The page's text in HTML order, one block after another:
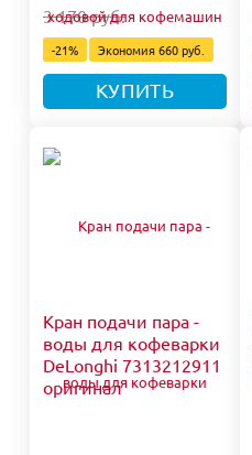
3 170 руб.
-21% Экономия660 руб.
КУПИТЬ
Кран подачи пара -
воды для кофеварки
DeLonghi 7313212911
оригинал